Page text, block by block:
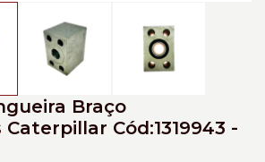
Braço
Cód:1319943 -